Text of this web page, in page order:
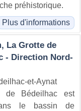
préhistorique.
Plus d'informations
La Grotte de
- Direction Nord-
et-Aynat
de Bédeilhac est
le bassin de